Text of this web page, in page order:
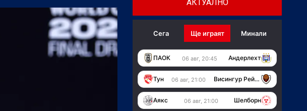
си
АКТУАЛНО
Сега Ще играят Минали
ПАОК 06 авг, 20:45 Андерлехт
Тун 06 авг, 21:00 Висингур Рейкявик
Аякс 06 авг, 21:00 Шелборн